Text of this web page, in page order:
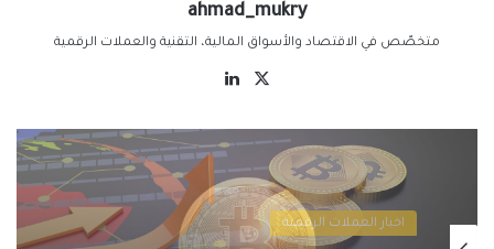
ahmad_mukry
متخصّص في الاقتصاد والأسواق المالية، التقنية والعملات الرقمية
‫X
اخبار العملات الرقمية